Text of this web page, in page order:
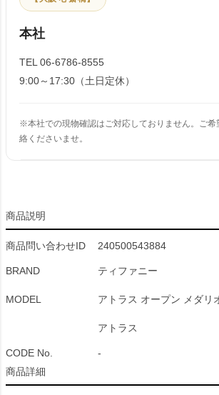
本社
TEL 06-6786-8555
9:00～17:30（土日定休）
※本社での現物確認はご対応しておりません。ご希
絡くださいませ。
商品説明
商品問い合わせID 240500543884
BRAND ティファニー
MODEL アトラス オープン メダリ
アトラス
CODE No.
-
商品詳細